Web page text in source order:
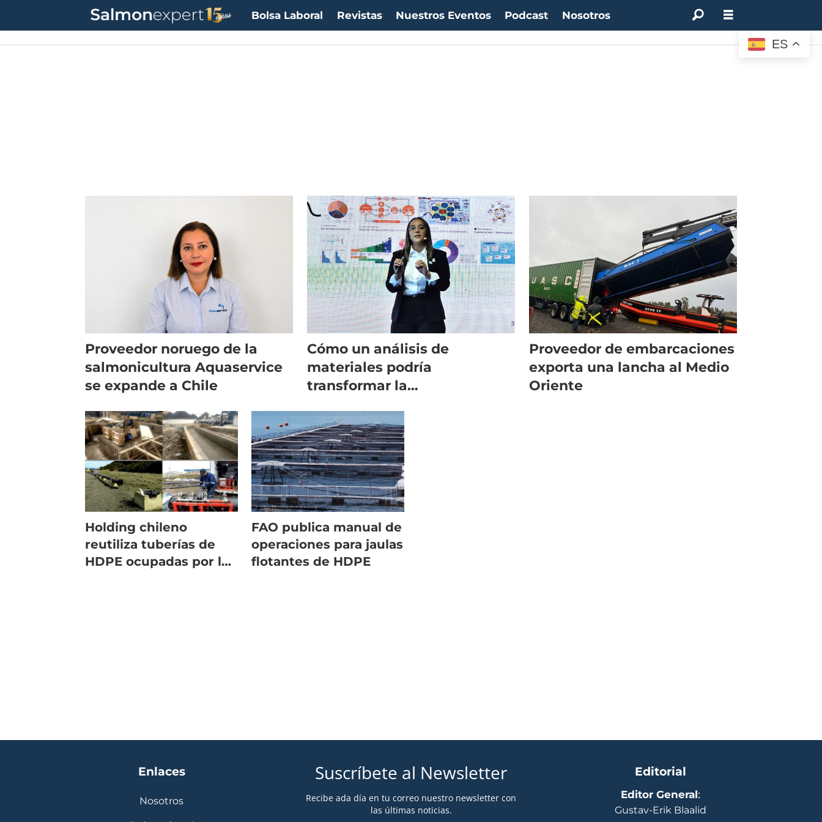
Bolsa Laboral Revistas Nuestros Eventos Podcast Nosotros
Tag:
Proveedor noruego de la
salmonicultura Aquaservice
se expande a Chile
Cómo un análisis de
materiales podría
transformar la
salmonicultura
Proveedor de embarcaciones
exporta una lancha al Medio
Oriente
Holding chileno
reutiliza tuberías de
HDPE ocupadas por la
FAO publica manual de
operaciones para jaulas
flotantes de HDPE
Enlaces
Nosotros
Suscríbete al Newsletter
Recibe ada día en tu correo nuestro newsletter con
las últimas noticias.
Editorial
Editor General:
Gustav-Erik Blaalid
ES